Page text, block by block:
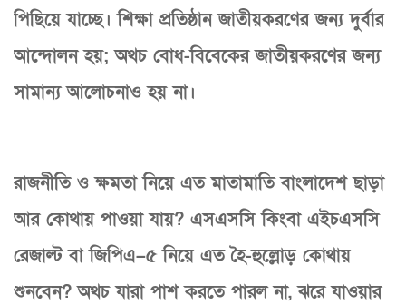
পিছিয়ে যাচ্ছে। শিক্ষা প্রতিষ্ঠান জাতীয়করণের জন্য দুর্বার
আন্দোলন হয়; অথচ বোধ-বিবেকের জাতীয়করণের জন্য
সামান্য আলোচনাও হয় না।
রাজনীতি ও ক্ষমতা নিয়ে এত মাতামাতি বাংলাদেশ ছাড়া
আর কোথায় পাওয়া যায়? এসএসসি কিংবা এইচএসসি
রেজাল্ট বা জিপিএ–৫ নিয়ে এত হৈ-হুল্লোড় কোথায়
শুনবেন? অথচ যারা পাশ করতে পারল না, ঝরে যাওয়ার